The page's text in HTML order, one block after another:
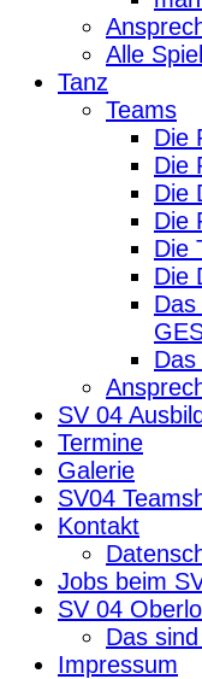
Alle
Tanz
Teams
Die
Die
Die
Die
Die
Die
Das
SV 04
Termine
Galerie
SV04
Kontakt
Jobs beim
SV 04
Das
Impressum